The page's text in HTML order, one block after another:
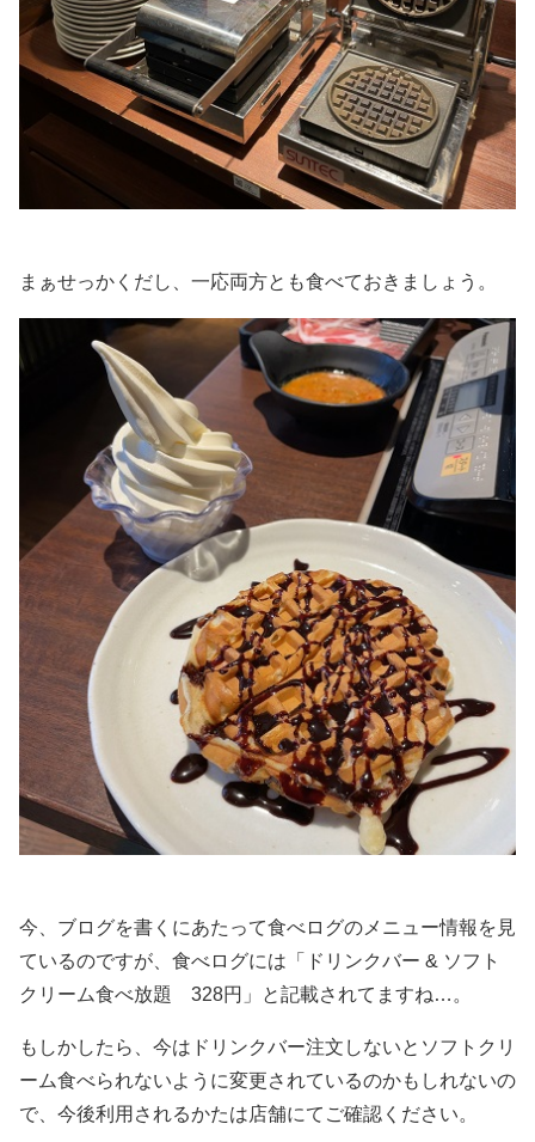
まぁせっかくだし、一応両方とも食べておきましょう。
今、ブログを書くにあたって食べログのメニュー情報を見
ているのですが、食べログには「ドリンクバー & ソフト
クリーム食べ放題 328円」と記載されてますね…。
もしかしたら、今はドリンクバー注文しないとソフトクリ
ーム食べられないように変更されているのかもしれないの
で、今後利用されるかたは店舗にてご確認ください。